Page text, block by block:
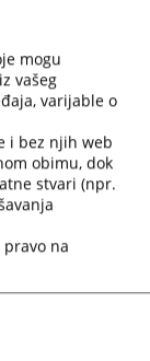
stečenih
15
i Hercegovini
učestvuje u
efikasnosti
faza“, a koji
uz podršku
mogu
vašeg
varijable o
i bez njih web
obimu, dok
stvari (npr.
na